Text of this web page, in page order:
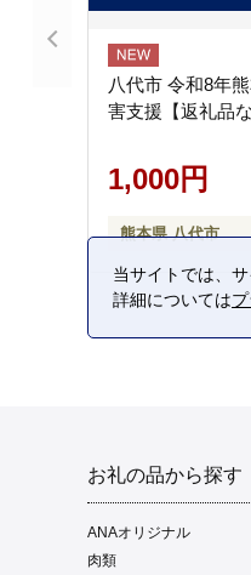
八代市 令和8年
害支援【返礼品な
1,000円
熊本県 八代市
お礼の品から探す
ANAオリジナル
肉類
当サイトでは、
詳細については